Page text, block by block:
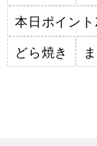
本日ポイン
どら焼き